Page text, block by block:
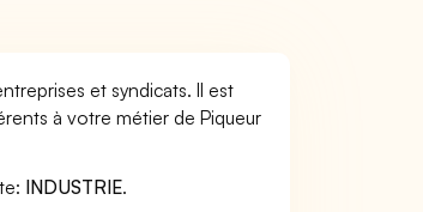
et syndicats. Il est
à votre métier de Piqueur
INDUSTRIE.